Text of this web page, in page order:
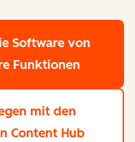
Software von
Funktionen
mit den
Content Hub